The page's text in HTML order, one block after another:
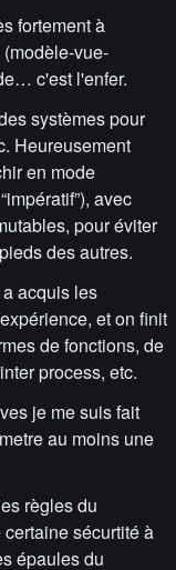
fortement à
vue-
c'est l'enfer.
systèmes pour
Heureusement
en mode
avec
pour éviter
des autres.
acquis les
et on finit
de fonctions, de
process, etc.
je me suis fait
au moins une
règles du
sécurtité à
épaules du